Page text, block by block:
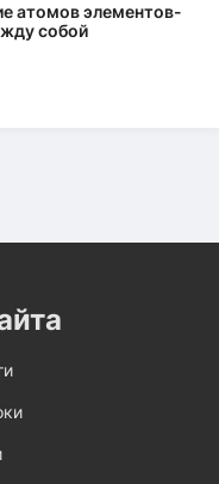
атомов элементов-
собой